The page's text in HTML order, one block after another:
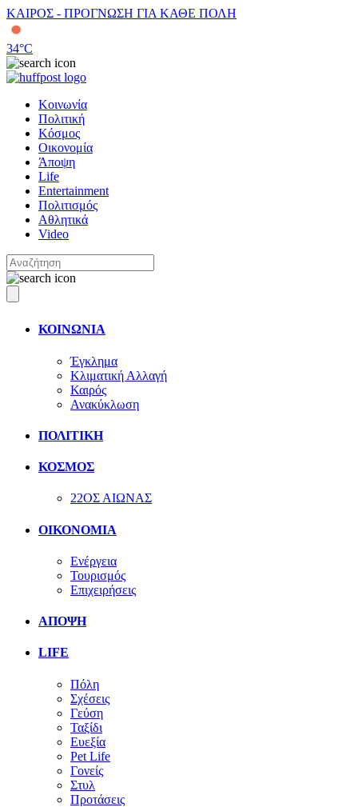
ΚΑΙΡΟΣ - ΠΡΟΓΝΩΣΗ ΓΙΑ ΚΑΘΕ ΠΟΛΗ
34°C
Κοινωνία
Πολιτική
Κόσμος
Οικονομία
Άποψη
Life
Entertainment
Πολιτισμός
Αθλητικά
Video
ΚΟΙΝΩΝΙΑ
Έγκλημα
Κλιματική Αλλαγή
Καιρός
Ανακύκλωση
ΠΟΛΙΤΙΚΗ
ΚΟΣΜΟΣ
22ΟΣ ΑΙΩΝΑΣ
ΟΙΚΟΝΟΜΙΑ
Ενέργεια
Τουρισμός
Επιχειρήσεις
ΑΠΟΨΗ
LIFE
Πόλη
Σχέσεις
Γεύση
Ταξίδι
Ευεξία
Pet Life
Γονείς
Στυλ
Προτάσεις